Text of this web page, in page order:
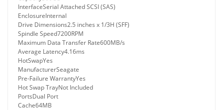
InterfaceSerial Attached SCSI (SAS)
EnclosureInternal
Drive Dimensions2.5 inches x 1/3H (SFF)
Spindle Speed7200RPM
Maximum Data Transfer Rate600MB/s
Average Latency4.16ms
HotSwapYes
ManufacturerSeagate
Pre-Failure WarrantyYes
Hot Swap TrayNot Included
PortsDual Port
Cache64MB